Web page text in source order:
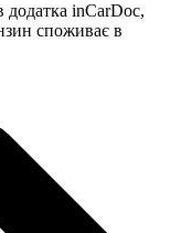
додатка inCarDoc,
споживає в